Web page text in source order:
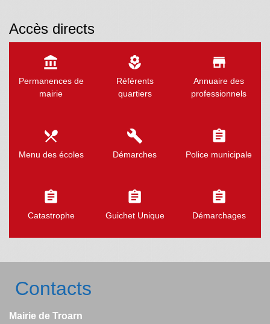
Accès directs
account_balance
Permanences de
mairie
local_florist
Référents
quartiers
store
Annuaire des
professionnels
local_dining
Menu des écoles
build
Démarches
assignment
Police municipale
assignment
Catastrophe
assignment
Guichet Unique
assignment
Démarchages
Contacts
Mairie de Troarn